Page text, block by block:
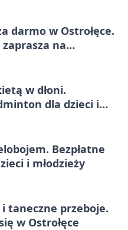
darmo w Ostrołęce.
na
w dłoni.
dla dzieci i
Bezpłatne
i młodzieży
taneczne przeboje.
w Ostrołęce